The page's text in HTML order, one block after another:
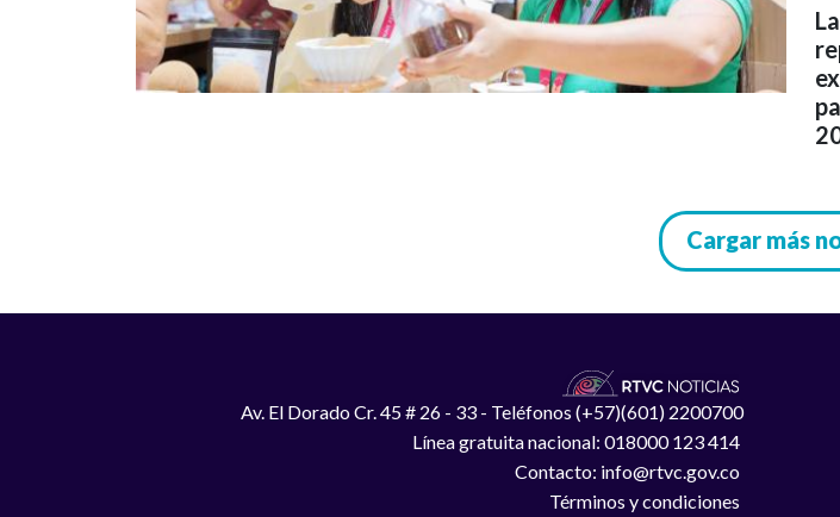
Cargar más
Av. El Dorado Cr. 45 # 26 - 33 - Teléfonos (+57)(601) 2200700
Línea gratuita nacional: 018000 123 414
Contacto: info@rtvc.gov.co
Términos y condiciones